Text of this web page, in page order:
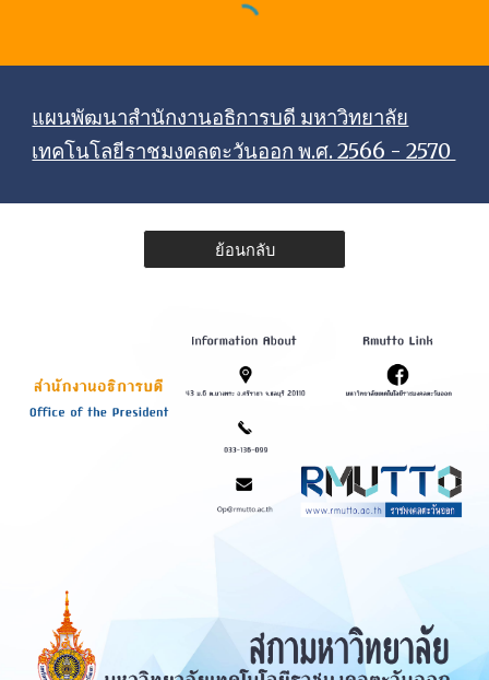
แผนพัฒนาสำนักงานอธิการบดี มหาวิทยาลัย
เทคโนโลยีราชมงคลตะวันออก พ.ศ. 2566 - 2570
ย้อนกลับ